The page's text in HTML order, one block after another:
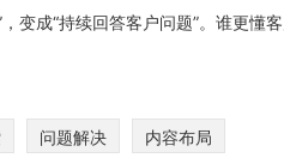
变成“持续回答客户问题”。谁更懂
问题解决 内容布局